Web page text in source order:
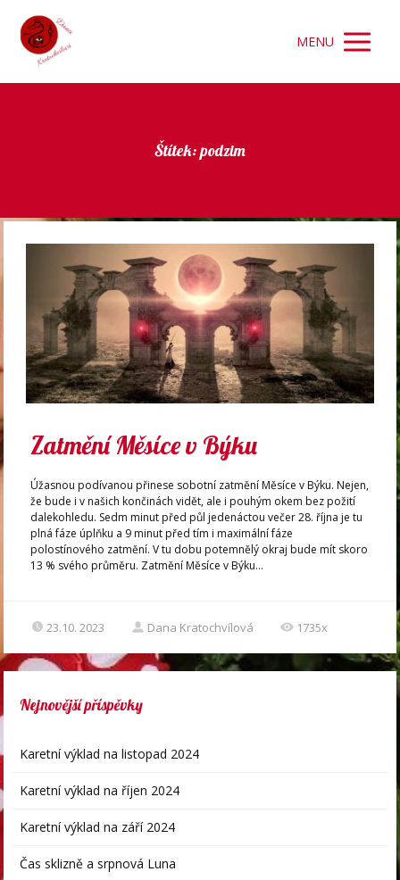
MENU
Štítek: podzim
Zatmění Měsíce v Býku
Úžasnou podívanou přinese sobotní zatmění Měsíce v Býku. Nejen,
že bude i v našich končinách vidět, ale i pouhým okem bez požití
dalekohledu. Sedm minut před půl jedenáctou večer 28. října je tu
plná fáze úplňku a 9 minut před tím i maximální fáze
polostínového zatmění. V tu dobu potemnělý okraj bude mít skoro
13 % svého průměru. Zatmění Měsíce v Býku...
23.10. 2023 Dana Kratochvílová 1735x
Nejnovější příspěvky
Karetní výklad na listopad 2024
Karetní výklad na říjen 2024
Karetní výklad na září 2024
Čas sklizně a srpnová Luna